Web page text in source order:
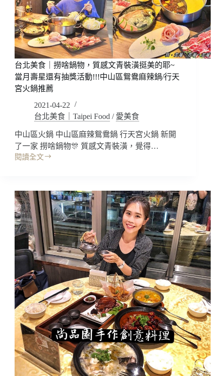
台北美食｜撈啥鍋物，質感文青裝潢挺美的耶~
當月壽星還有抽獎活動!!!中山區鴛鴦麻辣鍋/行天
宮火鍋推薦
2021-04-22
台北美食｜Taipei Food / 愛美食
中山區火鍋 中山區麻辣鴛鴦鍋 行天宮火鍋 新開
了一家 撈啥鍋物🎊 質感文青裝潢，覺得…
閱讀全文
台
食
｜
撈
啥
鍋
物，
質
青
裝
潢
挺
美
的
耶
~
月